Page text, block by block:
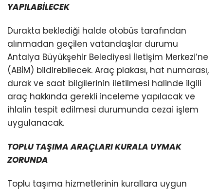
YAPILABİLECEK
Durakta beklediği halde otobüs tarafından
alınmadan geçilen vatandaşlar durumu
Antalya Büyükşehir Belediyesi İletişim Merkezi’ne
(ABİM) bildirebilecek. Araç plakası, hat numarası,
durak ve saat bilgilerinin iletilmesi halinde ilgili
araç hakkında gerekli inceleme yapılacak ve
ihlalin tespit edilmesi durumunda cezai işlem
uygulanacak.
TOPLU TAŞIMA ARAÇLARI KURALA UYMAK
ZORUNDA
Toplu taşıma hizmetlerinin kurallara uygun